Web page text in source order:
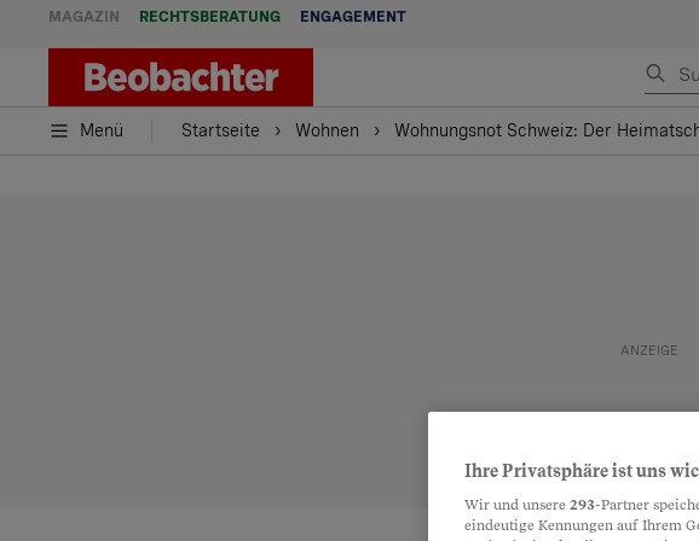
MAGAZIN RECHTSBERATUNG ENGAGEMENT
Menü Startseite Wohnen Wohnungsnot Schweiz: Der
Ihre Privatsphäre ist uns
Wir und unsere 293-Partner
eindeutige Kennungen auf Ihrem